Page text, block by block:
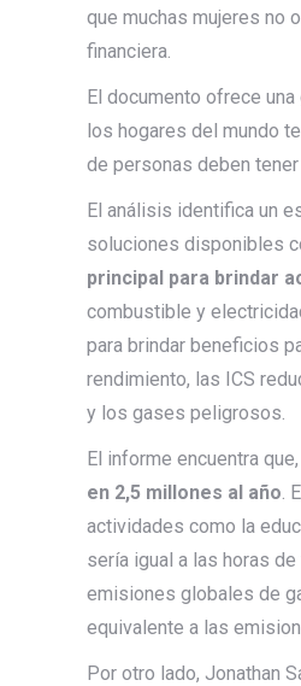
que muchas mujeres no
financiera.
El documento ofrece
los hogares del mundo
de personas deben
El análisis identifica un
soluciones disponibles
principal para brindar
combustible y
para brindar beneficios
rendimiento, las ICS
y los gases peligrosos.
El informe encuentra
en 2,5 millones al año .
actividades como la
sería igual a las horas
emisiones globales de
equivalente a las
Por otro lado, Jonathan